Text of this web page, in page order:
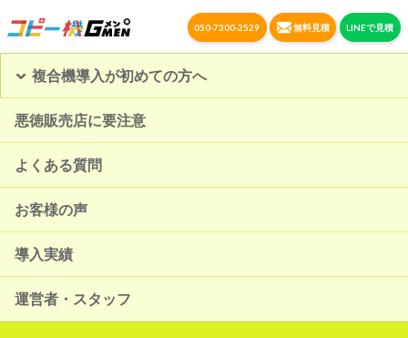
050-7300-2529 無料見積 LINEで見積
複合機導入が初めての方へ
悪徳販売店に要注意
よくある質問
お客様の声
導入実績
運営者・スタッフ